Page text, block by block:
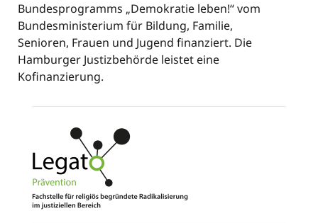
Bundesprogramms „Demokratie leben!“ vom
Bundesministerium für Bildung, Familie,
Senioren, Frauen und Jugend finanziert. Die
Hamburger Justizbehörde leistet eine
Kofinanzierung.